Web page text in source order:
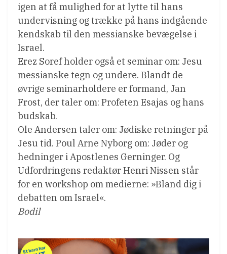
igen at få mulighed for at lytte til hans
undervisning og trække på hans indgående
kendskab til den messianske bevægelse i
Israel.
Erez Soref holder også et seminar om: Jesu
messianske tegn og undere. Blandt de
øvrige seminarholdere er formand, Jan
Frost, der taler om: Profeten Esajas og hans
budskab.
Ole Andersen taler om: Jødiske retninger på
Jesu tid. Poul Arne Nyborg om: Jøder og
hedninger i Apostlenes Gerninger. Og
Udfordringens redaktør Henri Nissen står
for en workshop om medierne: »Bland dig i
debatten om Israel«.
Bodil